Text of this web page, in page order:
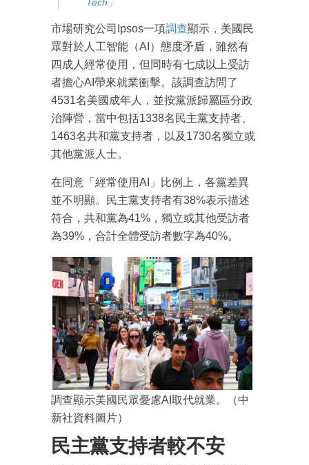
市場研究公司Ipsos一項調查顯示，美國民
眾對於人工智能（AI）態度矛盾，雖然有
四成人經常使用，但同時有七成以上受訪
者擔心AI帶來就業衝擊。該調查訪問了
4531名美國成年人，並按黨派歸屬區分政
治陣營，當中包括1338名民主黨支持者、
1463名共和黨支持者，以及1730名獨立或
其他黨派人士。
在同意「經常使用AI」比例上，各黨差異
並不明顯。民主黨支持者有38%表示描述
符合，共和黨為41%，獨立或其他受訪者
為39%，合計全體受訪者數字為40%。
調查顯示美國民眾憂慮AI取代就業。（中
新社資料圖片）
民主黨支持者較不安